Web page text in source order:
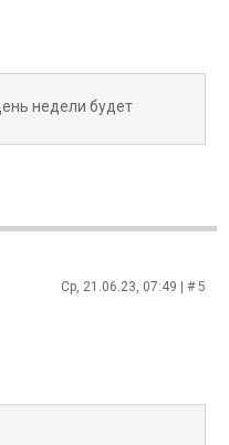
недели будет
Ср, 21.06.23, 07:49 | #5